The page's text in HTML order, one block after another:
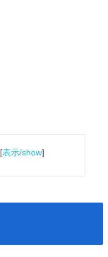
[表示/show]